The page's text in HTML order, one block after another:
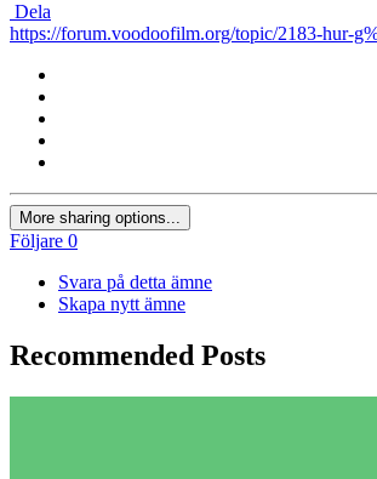
Dela
https://forum.voodoofilm.org/topic/2183-hur-
More sharing options...
Följare 0
Svara på detta ämne
Skapa nytt ämne
Recommended Posts